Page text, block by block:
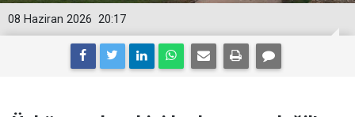
20:17
08 Haziran 2026